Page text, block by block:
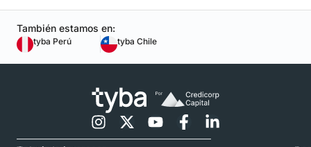
También estamos en:
tyba Perú tyba Chile